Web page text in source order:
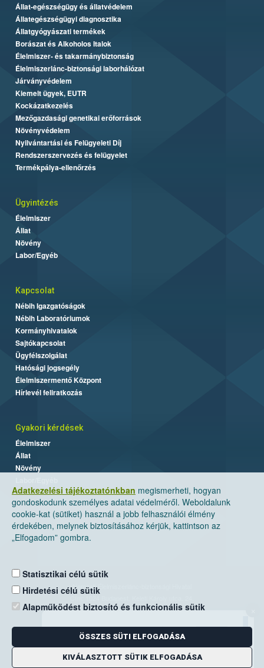
Adatkezelési tájékoztatónkban megismerheti, hogyan
gondoskodunk személyes adatai védelméről. Weboldalunk
cookie-kat (sütiket) használ a jobb felhasználói élmény
érdekében, melynek biztosításához kérjük, kattintson az
„Elfogadom” gombra.
Statisztikai célú sütik
Hirdetési célú sütik
Alapműködést biztosító és funkcionális sütik
ÖSSZES SÜTI ELFOGADÁSA
KIVÁLASZTOTT SÜTIK ELFOGADÁSA
Állat-egészségügy és állatvédelem
Állategészségügyi diagnosztika
Állatgyógyászati termékek
Borászat és Alkoholos Italok
Élelmiszer- és takarmánybiztonság
Élelmiszerlánc-biztonsági laborhálózat
Járványvédelem
Kiemelt ügyek, EUTR
Kockázatkezelés
Mezőgazdasági genetikai erőforrások
Növényvédelem
Nyilvántartási és Felügyeleti Díj
Rendszerszervezés és felügyelet
Termékpálya-ellenőrzés
Ügyintézés
Élelmiszer
Állat
Növény
Labor/Egyéb
Kapcsolat
Nébih Igazgatóságok
Nébih Laboratóriumok
Kormányhivatalok
Sajtókapcsolat
Ügyfélszolgálat
Hatósági jogsegély
Élelmiszermentő Központ
Hírlevél feliratkozás
Gyakori kérdések
Élelmiszer
Állat
Növény
Nemzeti Élelmiszerlánc-biztonsági Hivatal
Levelezési cím: 1525 Budapest. Pf. 30.
E-mail:ugyfelszolgalat@nebih.gov.hu
Zöld szám: 06-80/263-244
Telefon: 06-1/ 336-9000